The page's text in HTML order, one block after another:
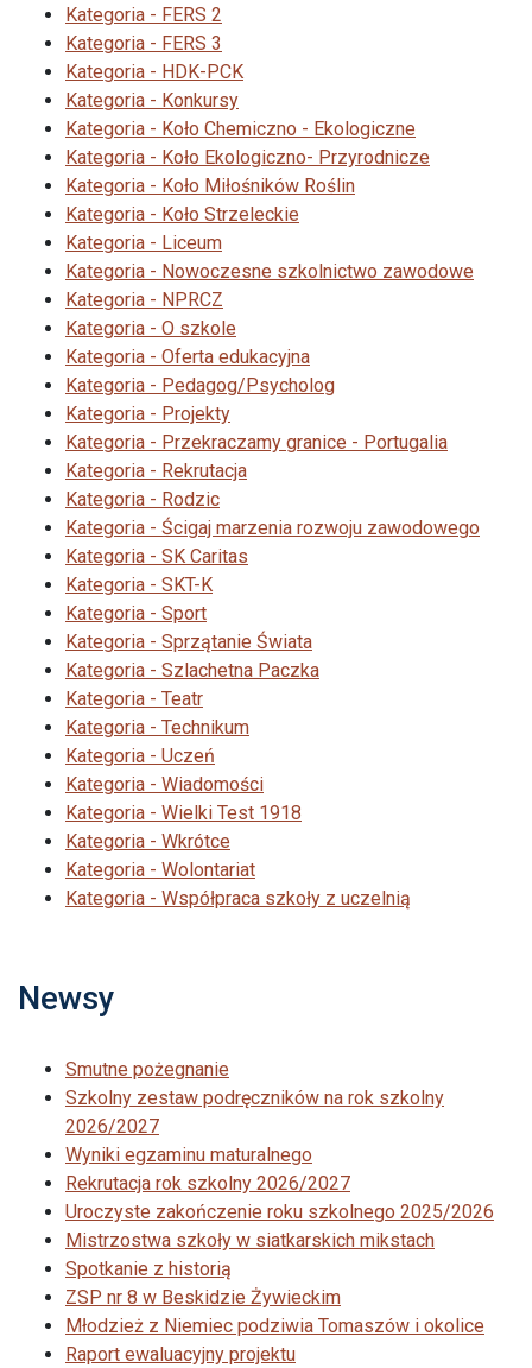
Kategoria - FERS 2
Kategoria - FERS 3
Kategoria - HDK-PCK
Kategoria - Konkursy
Kategoria - Koło Chemiczno - Ekologiczne
Kategoria - Koło Ekologiczno- Przyrodnicze
Kategoria - Koło Miłośników Roślin
Kategoria - Koło Strzeleckie
Kategoria - Liceum
Kategoria - Nowoczesne szkolnictwo zawodowe
Kategoria - NPRCZ
Kategoria - O szkole
Kategoria - Oferta edukacyjna
Kategoria - Pedagog/Psycholog
Kategoria - Projekty
Kategoria - Przekraczamy granice - Portugalia
Kategoria - Rekrutacja
Kategoria - Rodzic
Kategoria - Ścigaj marzenia rozwoju zawodowego
Kategoria - SK Caritas
Kategoria - SKT-K
Kategoria - Sport
Kategoria - Sprzątanie Świata
Kategoria - Szlachetna Paczka
Kategoria - Teatr
Kategoria - Technikum
Kategoria - Uczeń
Kategoria - Wiadomości
Kategoria - Wielki Test 1918
Kategoria - Wkrótce
Kategoria - Wolontariat
Kategoria - Współpraca szkoły z uczelnią
Newsy
Smutne pożegnanie
Szkolny zestaw podręczników na rok szkolny
2026/2027
Wyniki egzaminu maturalnego
Rekrutacja rok szkolny 2026/2027
Uroczyste zakończenie roku szkolnego 2025/2026
Mistrzostwa szkoły w siatkarskich mikstach
Spotkanie z historią
ZSP nr 8 w Beskidzie Żywieckim
Młodzież z Niemiec podziwia Tomaszów i okolice
Raport ewaluacyjny projektu